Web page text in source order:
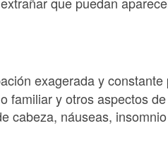
exagerada y constante
familiar y otros aspectos
cabeza, náuseas,